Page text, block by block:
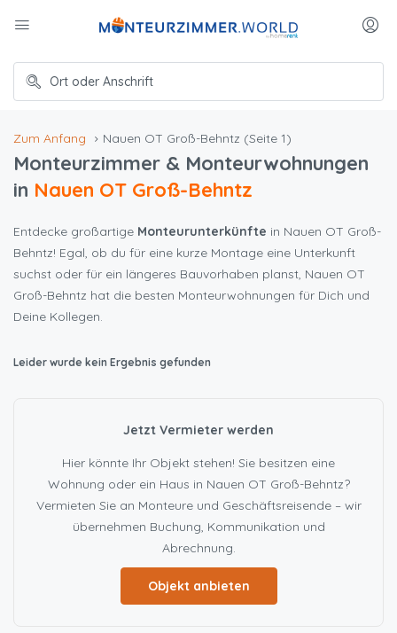
Zum Anfang Nauen OT Groß-Behntz (Seite 1)
Monteurzimmer & Monteurwohnungen
in Nauen OT Groß-Behntz
Entdecke großartige Monteurunterkünfte in Nauen OT Groß-
Behntz! Egal, ob du für eine kurze Montage eine Unterkunft
suchst oder für ein längeres Bauvorhaben planst, Nauen OT
Groß-Behntz hat die besten Monteurwohnungen für Dich und
Deine Kollegen.
Leider wurde kein Ergebnis gefunden
Jetzt Vermieter werden
Hier könnte Ihr Objekt stehen! Sie besitzen eine
Wohnung oder ein Haus in Nauen OT Groß-Behntz?
Vermieten Sie an Monteure und Geschäftsreisende – wir
übernehmen Buchung, Kommunikation und
Abrechnung.
Objekt anbieten